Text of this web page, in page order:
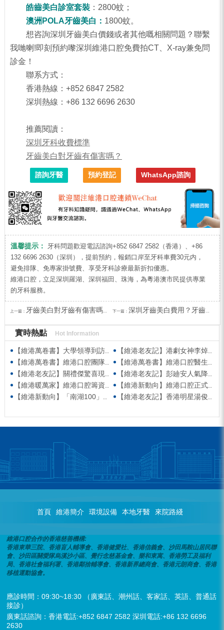
皓齒美白診室套裝： 2800蚊；
澳洲POLA牙齒美白： 1800蚊。
想咨詢深圳牙齒美白價錢或者其他嘅相關問題？聯繫
我哋喇!即刻預約嚟深圳維港口腔免費拍CT、X-ray兼免問
診金！
聯系方式：
香港熱線：+852 6847 2582
深圳熱線：+86 132 6696 2630
推薦閱讀：
深圳牙科收費標準
牙齒美白對牙齒有傷害嗎？
諮詢牙醫 預約登記 WhatsApp諮詢
溫馨提示：
牙科問題歡迎電話諮詢+852 6847 2582（香港）、+86
132 6696 2630（深圳），提前預約，報銷口岸至牙科車費30元内，
避免排隊、免專家掛號費、享受牙科診療最新折扣優惠。
維港口腔，立足深圳羅湖、深圳福田、珠海，為粵港澳市民提供專業
的牙科服務。
上一篇： 牙齒美白對牙齒有傷害嗎？深圳牙齒美白價錢？ 下一篇： 深圳牙齒美白費用？牙齒美白可以保持幾耐？
實時熱點 Hot Information
【維港萬卷書】大學領導到訪維港口腔參觀交流 高度讚賞院感消毒與規範化管理
【維港老友記】港劇女神李焯寧現身維港口腔擔任一日店長，分享護牙心得
【維港萬卷書】維港口腔團隊走進香港書展 感受閱讀力量拓寬專業視野
【維港萬卷書】維港口腔醫生團隊受邀參與美國登士柏西諾德專題研討 聚焦無牙頜種植修復前沿策略
【維港老友記】關禮傑驚喜現身維港口腔出任明星一日CEO 即場演繹同分享經驗！
【維港老友記】彭廸安人氣降臨維港口腔任明星一日店長 勁歌熱舞快閃表演點燃全場！
【維港暖萬家】維港口腔籌資捐款援助廣西洪澇災區 攜手香港廣西南寧同鄉會共獻愛心
【維港新動向】維港口腔正式獲聘為「羅湖區社會醫療機構行業協會監事單位」
【維港新動向】「南湖100」品牌發佈會 維港口腔獲評「突出貢獻企業」殊榮
【維港老友記】香港明星湯俊明驚喜現身維港口腔 擔任明星一日店長！
首頁 維港簡介 環境設備 本地牙醫 來院路綫
維港口腔合作的香港慈善機構:
香港東華三院、香港盲人輔導會、香港健愛社、香港信義會、沙田馬鞍山居民聯
會、沙田區關愛隊烏溪沙小區、覺行念慈基金會、樂和東寓、香港勞工及福利
局、香港社會福利署、香港鄰捨輔導會、香港新界總商會、香港元朗商會、香港
移植運動協會。
應診時間：09:30~18:30 （廣東話、潮州話、客家話、英語、普通話
接診）
廣東話諮詢：香港電話:+852 6847 2582 深圳電話:+86 132 6696
2630